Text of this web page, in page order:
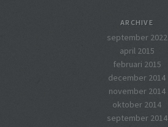
ARCHIVE
september 2022
april 2015
februari 2015
december 2014
november 2014
oktober 2014
september 2014